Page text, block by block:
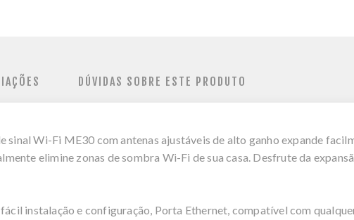
DÚVIDAS SOBRE ESTE PRODUTO
Wi-Fi ME30 com antenas ajustáveis de alto ganho expande
elimine zonas de sombra Wi-Fi de sua casa. Desfrute da
instalação e configuração, Porta Ethernet, compatível com